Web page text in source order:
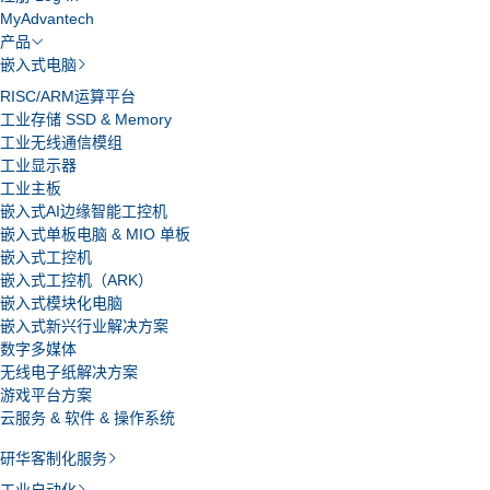
MyAdvantech
产品
嵌入式电脑
RISC/ARM运算平台
工业存储 SSD & Memory
工业无线通信模组
工业显示器
工业主板
嵌入式AI边缘智能工控机
嵌入式单板电脑 & MIO 单板
嵌入式工控机
嵌入式工控机（ARK）
嵌入式模块化电脑
嵌入式新兴行业解决方案
数字多媒体
无线电子纸解决方案
游戏平台方案
云服务 & 软件 & 操作系统
研华客制化服务